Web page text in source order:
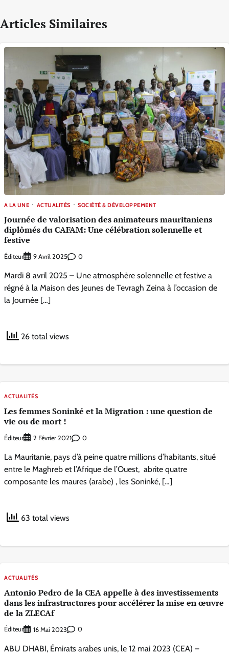
Articles Similaires
A LA UNE ACTUALITÉS SOCIÉTÉ & DÉVELOPPEMENT
Journée de valorisation des animateurs mauritaniens
diplômés du CAFAM: Une célébration solennelle et
festive
Éditeur 9 Avril 2025 0
Mardi 8 avril 2025 – Une atmosphère solennelle et festive a
régné à la Maison des Jeunes de Tevragh Zeina à l’occasion de
la Journée […]
26 total views
ACTUALITÉS
Les femmes Soninké et la Migration : une question de
vie ou de mort !
Éditeur 2 Février 2021 0
La Mauritanie, pays d’à peine quatre millions d’habitants, situé
entre le Maghreb et l’Afrique de l’Ouest, abrite quatre
composante les maures (arabe) , les Soninké, […]
63 total views
ACTUALITÉS
Antonio Pedro de la CEA appelle à des investissements
dans les infrastructures pour accélérer la mise en œuvre
de la ZLECAf
Éditeur 16 Mai 2023 0
ABU DHABI, Émirats arabes unis, le 12 mai 2023 (CEA) –